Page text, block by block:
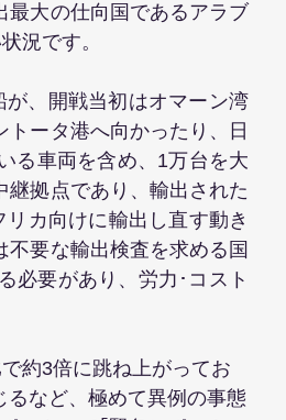
最大の仕向国であるアラブ
況です。
、開戦当初はオマーン湾
ータ港へ向かったり、日
る車両を含め、1万台を大
継拠点であり、輸出された
カ向けに輸出し直す動き
要な輸出検査を求める国
必要があり、労力･コスト
約3倍に跳ね上がってお
るなど、極めて異例の事態